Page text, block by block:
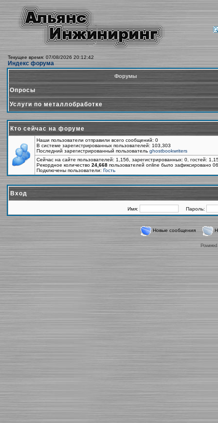
Текущее время: 07/08/2026 20:12:42
Индекс форума
Форумы
Опросы
Услуги по металлобработке
Кто сейчас на форуме
Наши пользователи отправили всего сообщений: 0
В системе зарегистрированных пользователей: 103,303
Последний зарегистрированный пользователь ghostbookwriters
Сейчас на сайте пользователей: 1,156, зарегистрированных: 0, гостей:
Рекордное количество 24,668 пользователей online было зафиксировано
Подключены пользователи: Гость
Вход
Имя: Пароль:
Новые сообщения